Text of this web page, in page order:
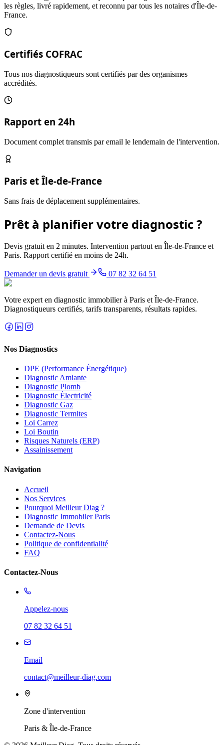
les règles, livré rapidement, et reconnu par tous les notaires d'Île-de-
France.
Certifiés COFRAC
Tous nos diagnostiqueurs sont certifiés par des organismes
accrédités.
Rapport en 24h
Document complet transmis par email le lendemain de l'intervention.
Paris et Île-de-France
Sans frais de déplacement supplémentaires.
Prêt à planifier votre diagnostic ?
Devis gratuit en 2 minutes. Intervention partout en Île-de-France et
Paris. Rapport certifié en moins de 24h.
Demander un devis gratuit 07 82 32 64 51
Votre expert en diagnostic immobilier à Paris et Île-de-France.
Diagnostiqueurs certifiés, tarifs transparents, résultats rapides.
Nos Diagnostics
DPE (Performance Énergétique)
Diagnostic Amiante
Diagnostic Plomb
Diagnostic Électricité
Diagnostic Gaz
Diagnostic Termites
Loi Carrez
Loi Boutin
Risques Naturels (ERP)
Assainissement
Navigation
Accueil
Nos Services
Pourquoi Meilleur Diag ?
Diagnostic Immobiler Paris
Demande de Devis
Contactez-Nous
Politique de confidentialité
FAQ
Contactez-Nous
Appelez-nous
07 82 32 64 51
Email
contact@meilleur-diag.com
Zone d'intervention
Paris & Île-de-France